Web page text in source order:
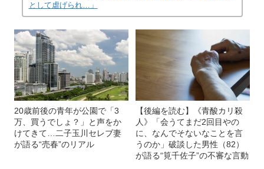
として虐げられ…」
20歳前後の青年が公園で「3
万、買うでしょ？」と声をか
けてきて…二子玉川セレブ妻
が語る“売春”のリアル
【後編を読む】《青酸カリ殺
人》「会うてまだ2回目やの
に、なんでそないなことを言
うのか」破談した男性（82）
が語る“筧千佐子”の不審な言動